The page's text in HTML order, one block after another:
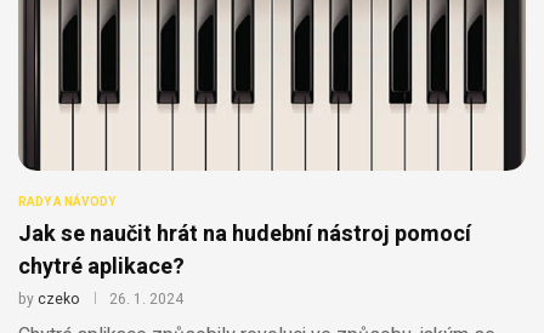
RADY A NÁVODY
Jak se naučit hrát na hudební nástroj pomocí
chytré aplikace?
byczeko 26. 1. 2024